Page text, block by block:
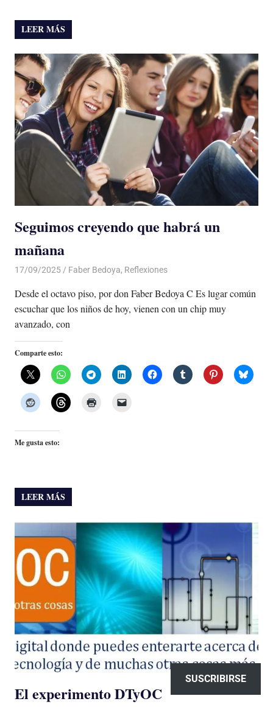
LEER MÁS
Seguimos creyendo que habrá un
mañana
17/09/2025 De todo un Poco
Faber Bedoya, Reflexiones
Desde el octavo piso, por don Faber Bedoya C Es lugar común
escuchar que los niños de hoy, vienen con un chip muy
avanzado, con
Comparte esto:
Me gusta esto:
LEER MÁS
El experimento DTyOC
SUSCRIBIRSE